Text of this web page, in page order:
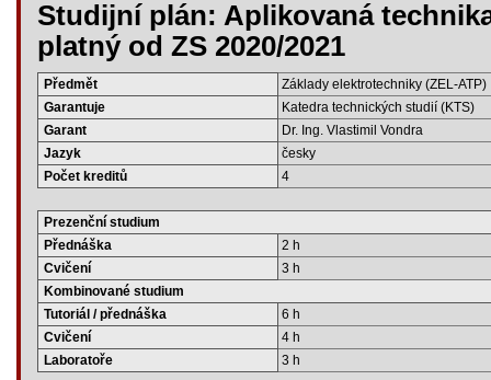
Studijní plán: Aplikovaná
platný od ZS 2020/2021
Předmět
Základy elektrotechniky (ZEL-ATP)
Garantuje
Katedra technických studií (KTS)
Garant
Dr. Ing. Vlastimil Vondra
Jazyk
česky
Počet kreditů
4
Prezenční studium
Přednáška
2 h
Cvičení
3 h
Kombinované studium
Tutoriál / přednáška
6 h
Cvičení
4 h
Laboratoře
3 h